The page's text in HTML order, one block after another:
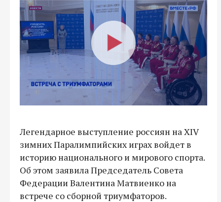
Легендарное выступление россиян на XIV
зимних Паралимпийских играх войдет в
историю национального и мирового спорта.
Об этом заявила Председатель Совета
Федерации Валентина Матвиенко на
встрече со сборной триумфаторов.